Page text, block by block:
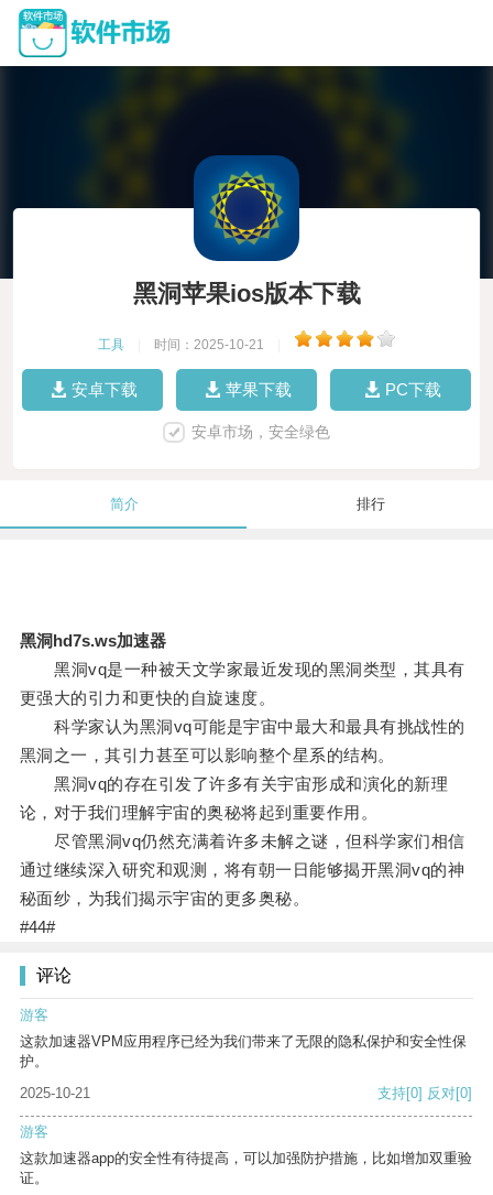
黑洞苹果ios版本下载
工具 时间：2025-10-21
安卓下载 苹果下载 PC下载
安卓市场，安全绿色
简介 排行
黑洞hd7s.ws加速器
黑洞vq是一种被天文学家最近发现的黑洞类型，其具有
更强大的引力和更快的自旋速度。
科学家认为黑洞vq可能是宇宙中最大和最具有挑战性的
黑洞之一，其引力甚至可以影响整个星系的结构。
黑洞vq的存在引发了许多有关宇宙形成和演化的新理
论，对于我们理解宇宙的奥秘将起到重要作用。
尽管黑洞vq仍然充满着许多未解之谜，但科学家们相信
通过继续深入研究和观测，将有朝一日能够揭开黑洞vq的神
秘面纱，为我们揭示宇宙的更多奥秘。
#44#
评论
游客
这款加速器VPM应用程序已经为我们带来了无限的隐私保护和安全性保
护。
2025-10-21
支持[0] 反对[0]
游客
这款加速器app的安全性有待提高，可以加强防护措施，比如增加双重验
证。